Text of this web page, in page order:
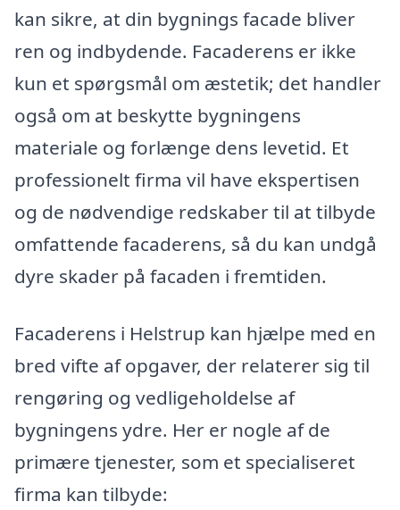
kan sikre, at din bygnings facade bliver
ren og indbydende. Facaderens er ikke
kun et spørgsmål om æstetik; det handler
også om at beskytte bygningens
materiale og forlænge dens levetid. Et
professionelt firma vil have ekspertisen
og de nødvendige redskaber til at tilbyde
omfattende facaderens, så du kan undgå
dyre skader på facaden i fremtiden.
Facaderens i Helstrup kan hjælpe med en
bred vifte af opgaver, der relaterer sig til
rengøring og vedligeholdelse af
bygningens ydre. Her er nogle af de
primære tjenester, som et specialiseret
firma kan tilbyde: